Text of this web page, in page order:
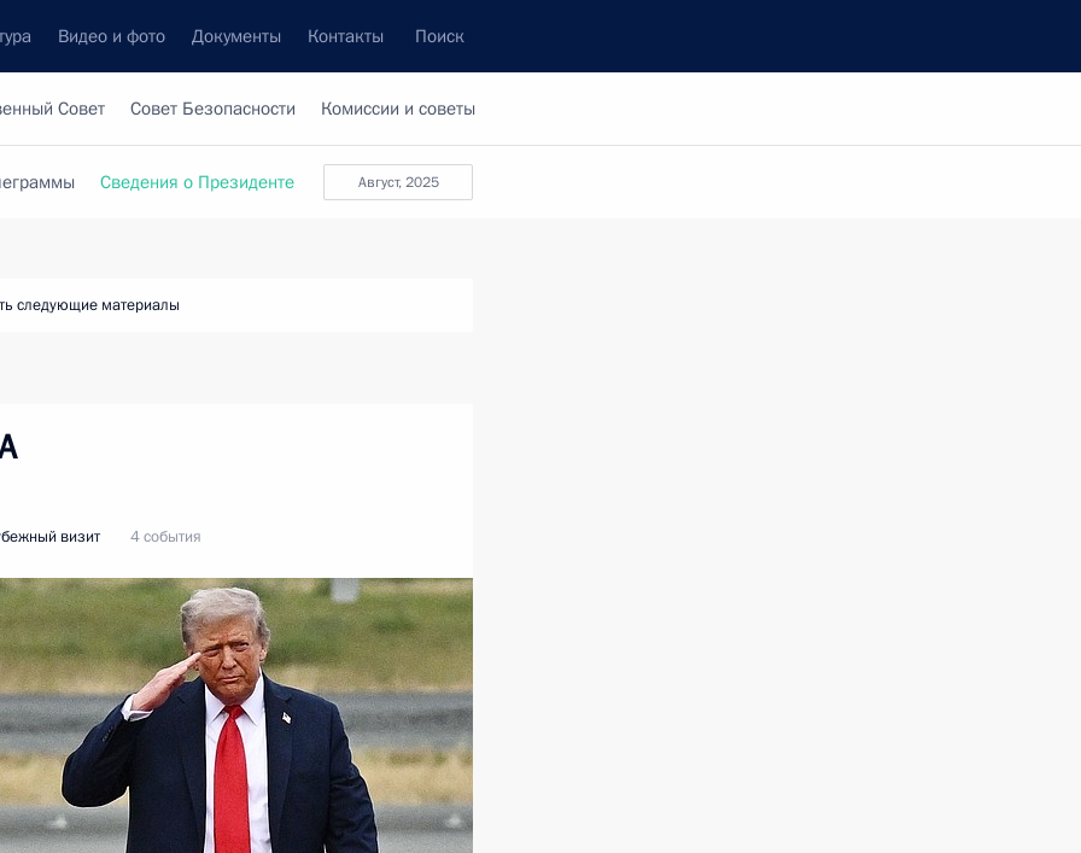
Видео и фото Документы Контакты Поиск
Совет Совет Безопасности Комиссии и советы
август, 2025
Сведения о Президенте
следующие материалы
визит 4 события